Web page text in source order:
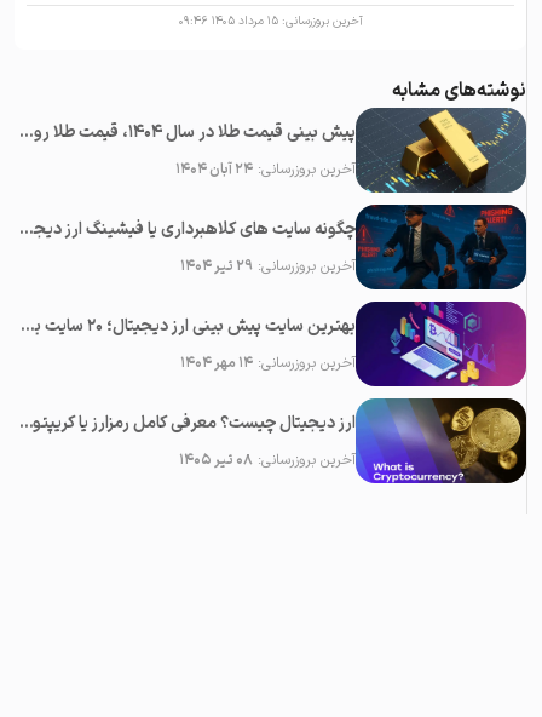
آخرین بروزرسانی:۱۵ مرداد ۱۴۰۵ ۰۹:۴۶
نوشته‌های مشابه
پیش بینی قیمت طلا در سال 1404، قیمت طلا روبه افزایش است یا کاهش؟
آخرین بروزرسانی:۲۴ آبان ۱۴۰۴
چگونه سایت های کلاهبرداری یا فیشینگ ارز دیجیتال را شناسایی کنیم؟
آخرین بروزرسانی:۲۹ تیر ۱۴۰۴
بهترین سایت پیش بینی ارز دیجیتال؛ ۲0 سایت برتر تحلیل کریپتو
آخرین بروزرسانی:۱۴ مهر ۱۴۰۴
ارز دیجیتال چیست؟ معرفی کامل رمزارز یا کریپتوکارنسی
آخرین بروزرسانی:۰۸ تیر ۱۴۰۵